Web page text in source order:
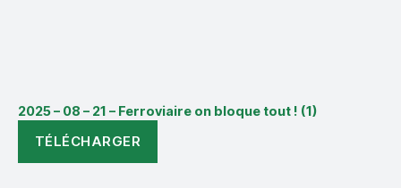
2025 – 08 – 21 – Ferroviaire on bloque tout ! (1)
TÉLÉCHARGER